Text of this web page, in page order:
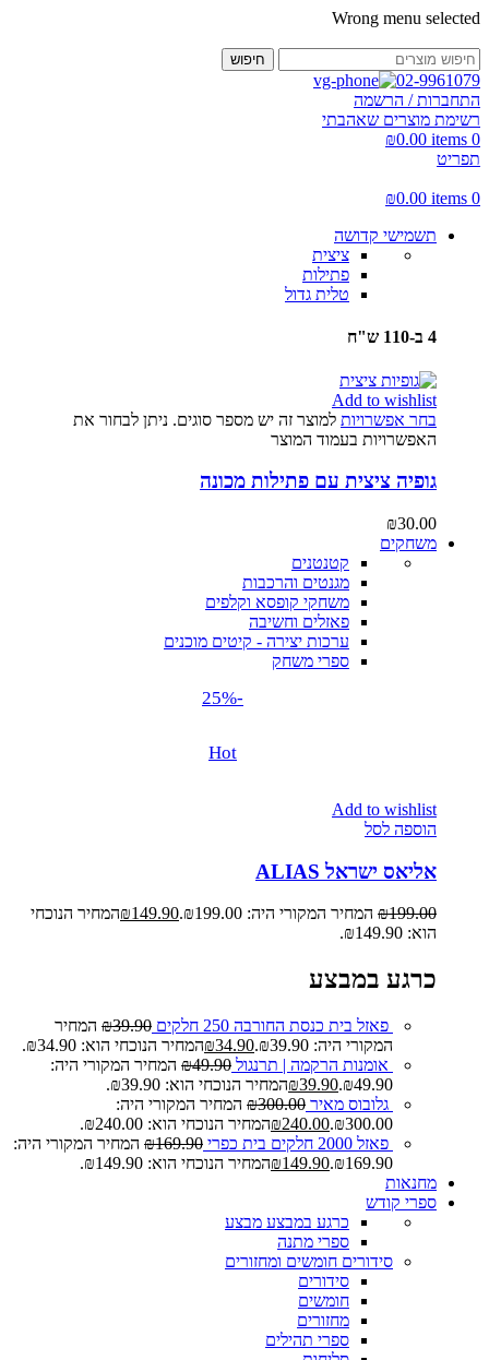
Wrong menu selected
חיפוש
02-9961079
התחברות / הרשמה
רשימת מוצרים שאהבתי
0
items
₪0.00
תפריט
0
items
₪0.00
תשמישי קדושה
ציצית
פתילות
טלית גדול
4 ב-110 ש"ח
Add to wishlist
בחר אפשרויות למוצר זה יש מספר סוגים. ניתן לבחור את
האפשרויות בעמוד המוצר
גופיה ציצית עם פתילות מכונה
₪30.00
משחקים
קטנטנים
מגנטים והרכבות
משחקי קופסא וקלפים
פאזלים וחשיבה
ערכות יצירה - קיטים מוכנים
ספרי משחק
-25%
Hot
Add to wishlist
הוספה לסל
אליאס ישראל ALIAS
₪199.00 המחיר המקורי היה: ₪199.00. ₪149.90
המחיר הנוכחי
הוא: ₪149.90.
כרגע במבצע
פאזל בית כנסת החורבה 250 חלקים ₪39.90
המחיר
המקורי היה: ₪39.90.
₪34.90
המחיר הנוכחי הוא: ₪34.90.
אומנות הרקמה | תרנגול
₪49.90
המחיר המקורי היה:
₪49.90.
₪39.90
המחיר הנוכחי הוא: ₪39.90.
גלובוס מאיר
₪300.00
המחיר המקורי היה:
₪300.00.
₪240.00
המחיר הנוכחי הוא: ₪240.00.
פאזל 2000 חלקים בית כפרי
₪169.90
המחיר המקורי היה:
₪169.90.
₪149.90
המחיר הנוכחי הוא: ₪149.90.
מחנאות
ספרי קודש
כרגע במבצע מבצע
ספרי מתנה
סידורים חומשים ומחזורים
סידורים
חומשים
מחזורים
ספרי תהילים